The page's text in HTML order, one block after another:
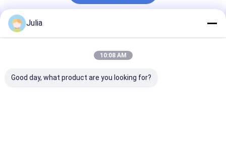
Produits Recommandés
Julia
10:08 AM
Good day, what product are you looking for?